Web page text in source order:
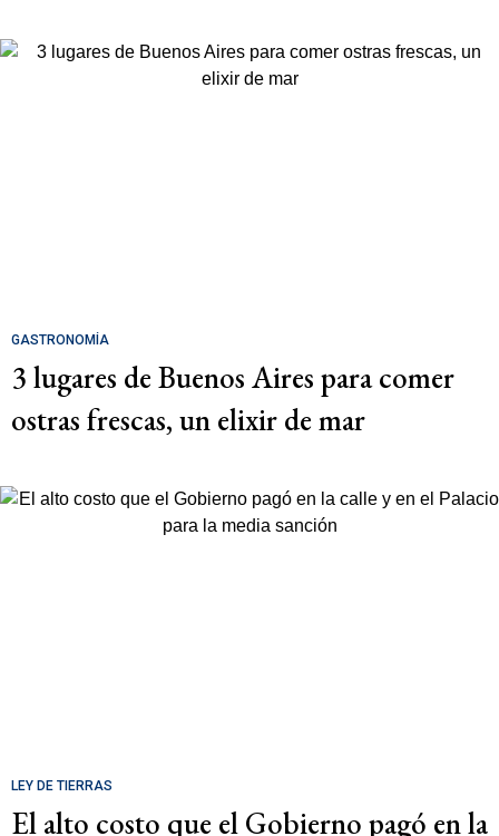
GASTRONOMÍA
3 lugares de Buenos Aires para comer
ostras frescas, un elixir de mar
LEY DE TIERRAS
El alto costo que el Gobierno pagó en la